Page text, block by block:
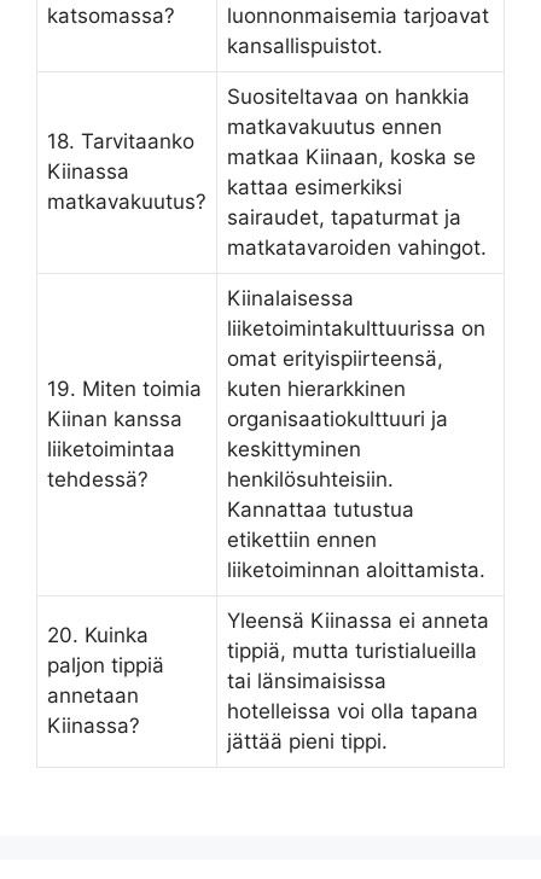
katsomassa?
luonnonmaisemia tarjoavat
kansallispuistot.
18. Tarvitaanko
Kiinassa
matkavakuutus?
Suositeltavaa on hankkia
matkavakuutus ennen
matkaa Kiinaan, koska se
kattaa esimerkiksi
sairaudet, tapaturmat ja
matkatavaroiden vahingot.
19. Miten toimia
Kiinan kanssa
liiketoimintaa
tehdessä?
Kiinalaisessa
liiketoimintakulttuurissa on
omat erityispiirteensä,
kuten hierarkkinen
organisaatiokulttuuri ja
keskittyminen
henkilösuhteisiin.
Kannattaa tutustua
etikettiin ennen
liiketoiminnan aloittamista.
20. Kuinka
paljon tippiä
annetaan
Kiinassa?
Yleensä Kiinassa ei anneta
tippiä, mutta turistialueilla
tai länsimaisissa
hotelleissa voi olla tapana
jättää pieni tippi.